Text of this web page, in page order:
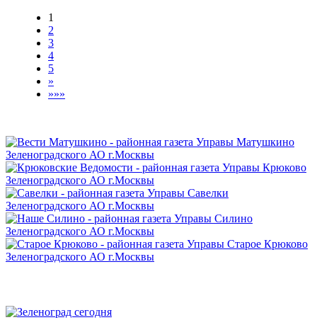
1
2
3
4
5
»
»»»